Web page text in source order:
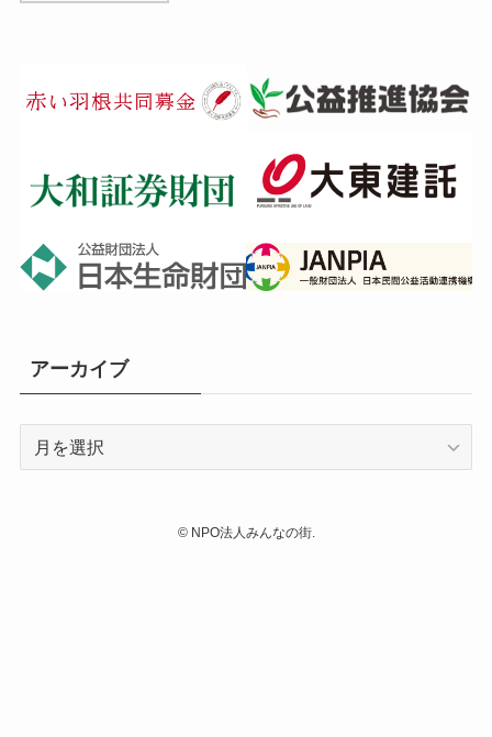
アーカイブ
©NPO法人みんなの街.